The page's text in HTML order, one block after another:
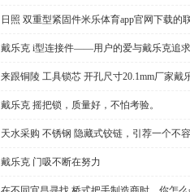
日照 双重型紧固件米乐体育app官网下载的
戴乐克 i型连接件——用户的爱与戴乐克追求
来跟铜陵 工具锁芯 开孔尺寸20.1mm厂家
戴乐克 摇把锁，质量好，不怕考验。
天水采购 不锈钢 隐藏式铰链，引荐一个不
戴乐克 门吸不断在努力